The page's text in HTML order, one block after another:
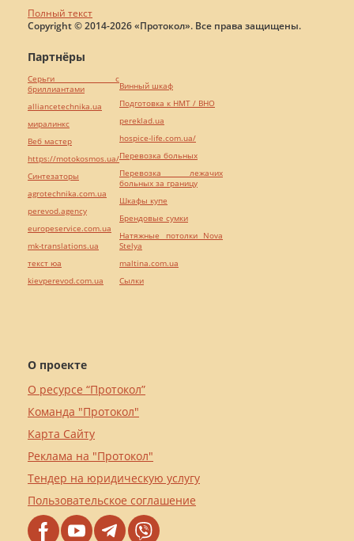
Полный текст
Copyright © 2014-2026 «Протокол». Все права защищены.
О проекте
О ресурсе “Протокол”
Команда "Протокол"
Карта Сайту
Реклама на "Протокол"
Тендер на юридическую услугу
Пользовательское соглашение
Партнёры
Серьги с
бриллиантами
alliancetechnika.ua
миралинкс
Веб мастер
https://motokosmos.ua/
Синтезаторы
agrotechnika.com.ua
perevod.agency
europeservice.com.ua
mk-translations.ua
текст юа
kievperevod.com.ua
Винный шкаф
Подготовка к НМТ / ВНО
pereklad.ua
hospice-life.com.ua/
Перевозка больных
Перевозка лежачих
больных за границу
Шкафы купе
Брендовые сумки
Натяжные потолки Nova
Stelya
maltina.com.ua
Cылки